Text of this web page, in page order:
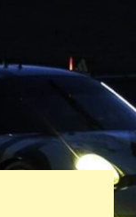
punto